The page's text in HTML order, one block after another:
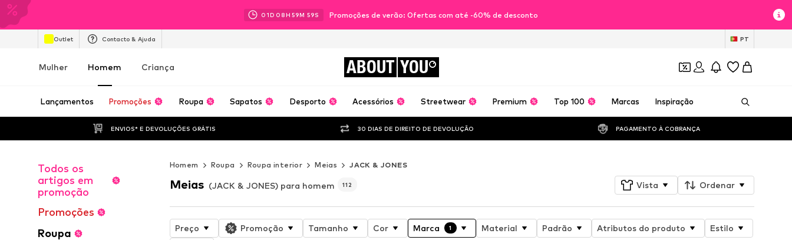
01D 08H 59M 58S Promoções de verão: Ofertas com até -60% de desconto
Outlet Contacto & Ajuda PT
Mulher Homem Criança ABOUT YOU
Lançamentos Promoções Roupa Sapatos Desporto Acessórios Streetwear Premium Top 100 Marcas Inspiração
ENVIOS* E DEVOLUÇÕES GRÁTIS 30 DIAS DE DIREITO DE DEVOLUÇÃO PAGAMENTO À COBRANÇA
Todos os
artigos em
promoção
Promoções
Roupa
Homem Roupa Roupa interior Meias JACK & JONES
Meias (JACK & JONES) para homem 112 Vista Ordenar
Preço Promoção Tamanho Cor Marca 1 Material Padrão Atributos do produto
Estilo